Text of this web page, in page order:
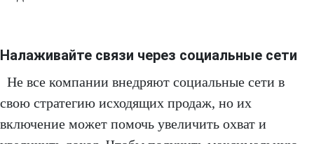
Налаживайте связи через социальные сети
Не все компании внедряют социальные сети в
свою стратегию исходящих продаж, но их
включение может помочь увеличить охват и